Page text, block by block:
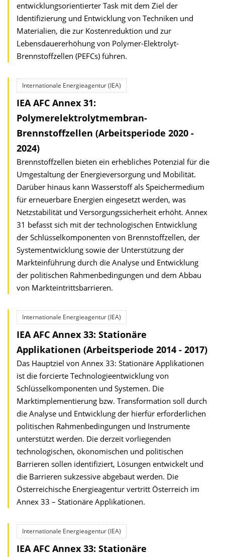
entwicklungsorientierter Task mit dem Ziel der
Identifizierung und Entwicklung von Techniken und
Materialien, die zur Kostenreduktion und zur
Lebensdauererhöhung von Polymer-Elektrolyt-
Brennstoffzellen (PEFCs) führen.
Internationale Energieagentur (IEA)
IEA AFC Annex 31:
Polymerelektrolytmembran-
Brennstoffzellen (Arbeitsperiode 2020 -
2024)
Brennstoffzellen bieten ein erhebliches Potenzial für die
Umgestaltung der Energieversorgung und Mobilität.
Darüber hinaus kann Wasserstoff als Speichermedium
für erneuerbare Energien eingesetzt werden, was
Netzstabilität und Versorgungssicherheit erhöht. Annex
31 befasst sich mit der technologischen Entwicklung
der Schlüsselkomponenten von Brennstoffzellen, der
Systementwicklung sowie der Unterstützung der
Markteinführung durch die Analyse und Entwicklung
der politischen Rahmenbedingungen und dem Abbau
von Markteintrittsbarrieren.
Internationale Energieagentur (IEA)
IEA AFC Annex 33: Stationäre
Applikationen (Arbeitsperiode 2014 - 2017)
Das Hauptziel von Annex 33: Stationäre Applikationen
ist die forcierte Technologieentwicklung von
Schlüsselkomponenten und Systemen. Die
Marktimplementierung bzw. Transformation soll durch
die Analyse und Entwicklung der hierfür erforderlichen
politischen Rahmenbedingungen und Instrumente
unterstützt werden. Die derzeit vorliegenden
technologischen, ökonomischen und politischen
Barrieren sollen identifiziert, Lösungen entwickelt und
die Barrieren sukzessive abgebaut werden. Die
Österreichische Energieagentur vertritt Österreich im
Annex 33 – Stationäre Applikationen.
Internationale Energieagentur (IEA)
IEA AFC Annex 33: Stationäre